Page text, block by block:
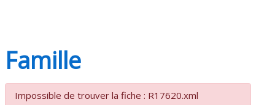
Famille
Impossible de trouver la fiche : R17620.xml